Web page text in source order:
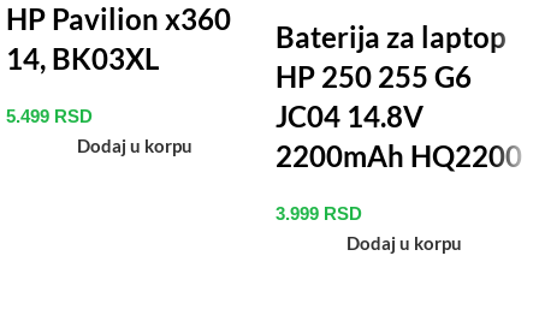
HP Pavilion x360
14, BK03XL
5.499 RSD
Dodaj u korpu
Baterija za laptop
HP 250 255 G6
JC04 14.8V
2200mAh HQ2200
3.999 RSD
Dodaj u korpu